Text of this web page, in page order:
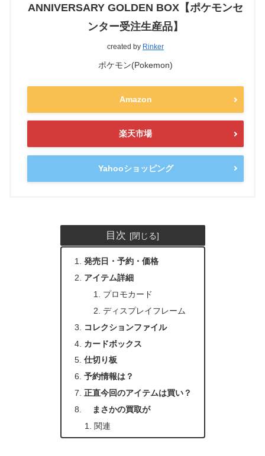
ANNIVERSARY GOLDEN BOX【ポケモンセ
ンター受注生産品】
created by Rinker
ポケモン(Pokemon)
Amazon
楽天市場
Yahooショッピング
目次
発売日・予約・価格
アイテム詳細
プロモカード
ディスプレイフレーム
コレクションファイル
カードボックス
仕切り板
予約情報は？
正直今回のアイテムは買い？
まさかの買取が
関連